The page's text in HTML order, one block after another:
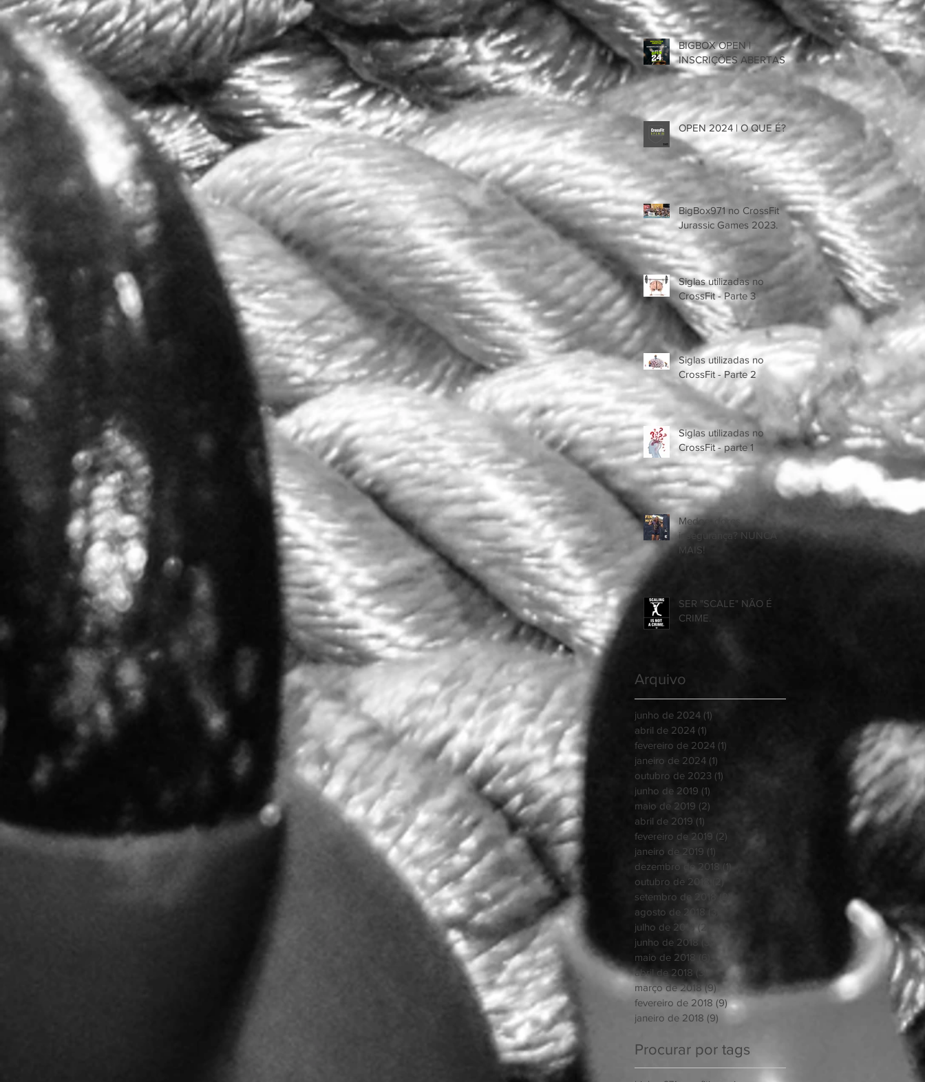
BIGBOX OPEN |
INSCRIÇÕES ABERTAS
OPEN 2024 | O QUE É?
BigBox971 no CrossFit
Jurassic Games 2023.
Siglas utilizadas no
CrossFit - Parte 3
Siglas utilizadas no
CrossFit - Parte 2
Siglas utilizadas no
CrossFit - parte 1
Medos, dores,
insegurança? NUNCA
MAIS!
SER "SCALE" NÃO É
CRIME.
Arquivo
junho de 2024 (1)
abril de 2024 (1)
fevereiro de 2024 (1)
janeiro de 2024 (1)
outubro de 2023 (1)
junho de 2019 (1)
maio de 2019 (2)
abril de 2019 (1)
fevereiro de 2019 (2)
janeiro de 2019 (1)
dezembro de 2018 (1)1 post
outubro de 2018
2 posts
setembro de 2018
agosto de 2018
julho de 2018
(2)
junho de 2018
maio de 2018 (6)
abril de 2018
(3)
março de 2018 (9)9 posts
fevereiro de 2018 (9)9 posts
janeiro de 2018 (9) 9 posts
Procurar por tags